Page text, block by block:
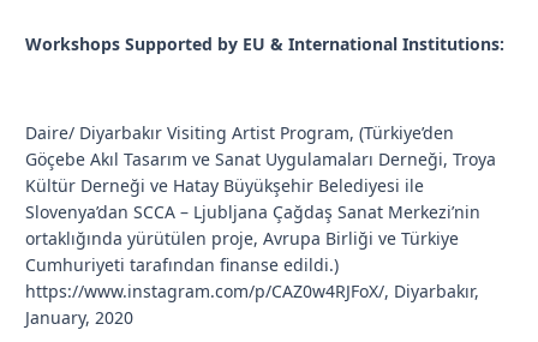
Workshops Supported by EU & International Institutions:
Daire/ Diyarbakır Visiting Artist Program, (Türkiye’den
Göçebe Akıl Tasarım ve Sanat Uygulamaları Derneği, Troya
Kültür Derneği ve Hatay Büyükşehir Belediyesi ile
Slovenya’dan SCCA – Ljubljana Çağdaş Sanat Merkezi’nin
ortaklığında yürütülen proje, Avrupa Birliği ve Türkiye
Cumhuriyeti tarafından finanse edildi.)
https://www.instagram.com/p/CAZ0w4RJFoX/, Diyarbakır,
January, 2020